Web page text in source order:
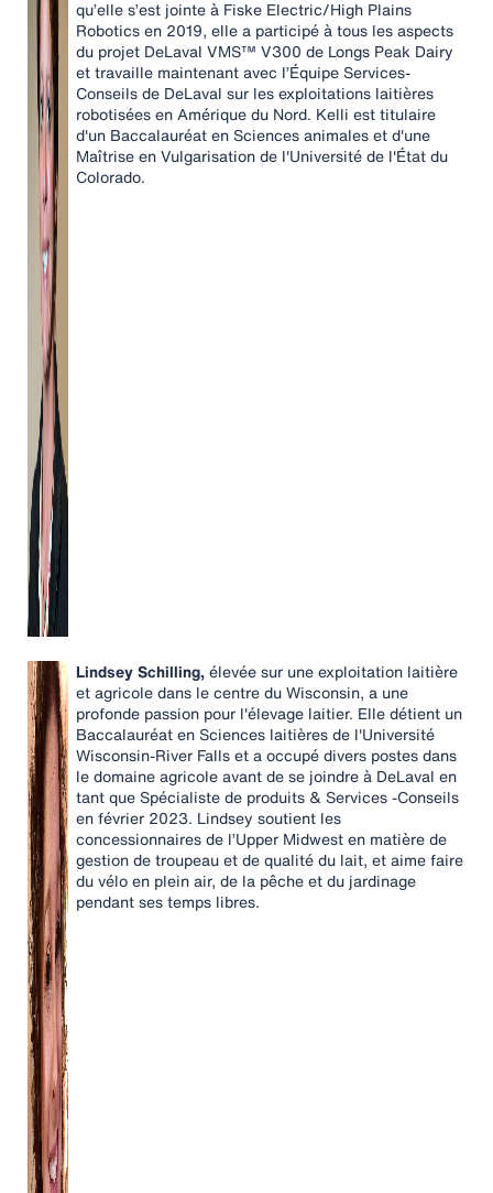
qu’elle s’est jointe à Fiske Electric/High Plains
Robotics en 2019, elle a participé à tous les aspects
du projet DeLaval VMS™ V300 de Longs Peak Dairy
et travaille maintenant avec l’Équipe Services-
Conseils de DeLaval sur les exploitations laitières
robotisées en Amérique du Nord. Kelli est titulaire
d'un Baccalauréat en Sciences animales et d'une
Maîtrise en Vulgarisation de l'Université de l'État du
Colorado.
Lindsey Schilling,élevée sur une exploitation laitière
et agricole dans le centre du Wisconsin, a une
profonde passion pour l'élevage laitier. Elle détient un
Baccalauréat en Sciences laitières de l'Université
Wisconsin-River Falls et a occupé divers postes dans
le domaine agricole avant de se joindre à DeLaval en
tant que Spécialiste de produits & Services -Conseils
en février 2023. Lindsey soutient les
concessionnaires de l’Upper Midwest en matière de
gestion de troupeau et de qualité du lait, et aime faire
du vélo en plein air, de la pêche et du jardinage
pendant ses temps libres.